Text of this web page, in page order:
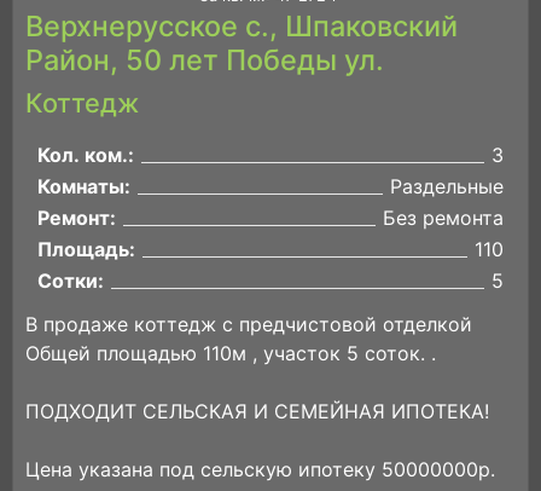
Верхнерусское с., Шпаковский
Район, 50 лет Победы ул.
Коттедж
Кол. ком.:
3
Комнаты:
Раздельные
Ремонт:
Без ремонта
Площадь:
110
Сотки:
5
В продаже коттедж с предчистовой отделкой
Общей площадью 110м , участок 5 соток. .
ПОДХОДИТ СЕЛЬСКАЯ И СЕМЕЙНАЯ ИПОТЕКА!
Цена указана под сельскую ипотеку 50000000р.